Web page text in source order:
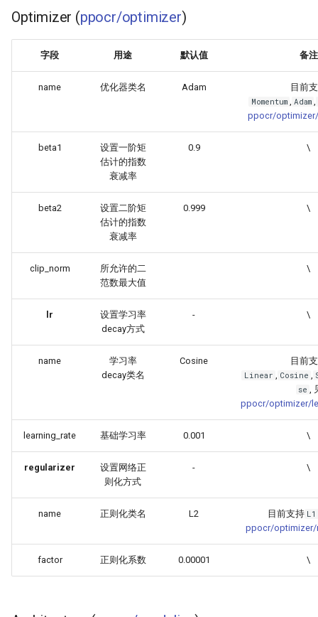
Optimizer (ppocr/optimizer)
字段 用途 默认值 备注
name 优化器类名 Adam 目前
Momentum , Adam ,
ppocr/
beta1
设置一阶矩
估计的指数
衰减率
0.9 \
beta2
设置二阶矩
估计的指数
衰减率
0.999 \
clip_norm
所允许的二
范数最大值
\
lr
设置学习率
decay方式
- \
name
学习率
decay类名
Cosine 目前
Linear , Cosine ,
se ,
ppocr/optimizer/
learning_rate 基础学习率 0.001 \
regularizer
设置网络正
则化方式
- \
name 正则化类名 L2 目前支持 L1
ppocr/optimizer/
factor 正则化系数 0.00001 \